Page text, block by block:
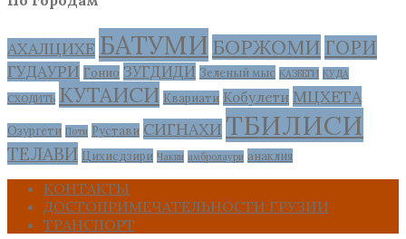
АХАЛЦИХЕ БАТУМИ БОРЖОМИ ГОРИ
ГУДАУРИ Гонио ЗУГДИДИ Зеленый мыс КАЗБЕГИ КУДА
СХОДИТЬ КУТАИСИ Квариати Кобулети МЦХЕТА
Озургети Поти Рустави СИГНАХИ ТБИЛИСИ
ТЕЛАВИ Цихисдзири Чакви амбролаури анаклия
КОНТАКТЫ
ДОСТОПРИМЕЧАТЕЛЬНОСТИ ГРУЗИИ
ТРАНСПОРТ